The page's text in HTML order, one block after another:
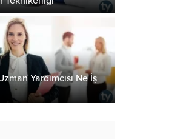
Yardımcısı Ne İş